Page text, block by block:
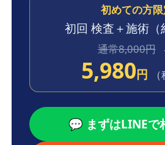
初めての方
初回 検査＋施術
通常8,000円
5,980円
💬 まずはLINEで